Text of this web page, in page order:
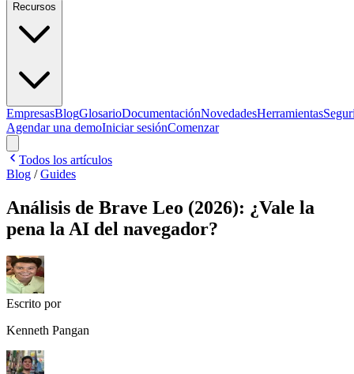
Recursos
EmpresasBlogGlosarioDocumentaciónNovedadesHerramientas
Agendar una demoIniciar sesiónComenzar
Todos los artículos
Blog /Guides
Análisis de Brave Leo (2026): ¿Vale la
pena la AI del navegador?
Escrito por
Kenneth Pangan